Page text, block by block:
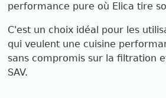
performance pure où Elica tire
C'est un choix idéal pour les
qui veulent une cuisine
sans compromis sur la filtration
SAV.